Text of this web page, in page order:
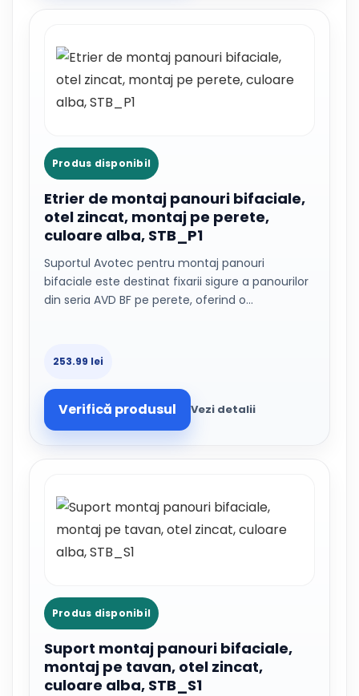
Produs disponibil
Etrier de montaj panouri bifaciale,
otel zincat, montaj pe perete,
culoare alba, STB_P1
Suportul Avotec pentru montaj panouri
bifaciale este destinat fixarii sigure a panourilor
din seria AVD BF pe perete, oferind o…
253.99 lei
Verifică produsul Vezi detalii
Produs disponibil
Suport montaj panouri bifaciale,
montaj pe tavan, otel zincat,
culoare alba, STB_S1